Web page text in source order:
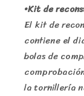
•Kit de
El kit de
contiene el
bolas de
la tornillería